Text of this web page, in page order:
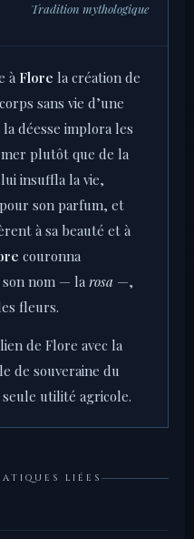
Tradition mythologique
à Flore la création de
sans vie d’une
déesse implora les
plutôt que de la
lui insuffla la vie,
son parfum, et
à sa beauté et à
couronna
nom — la rosa —,
fleurs.
de Flore avec la
de souveraine du
utilité agricole.
LIÉES